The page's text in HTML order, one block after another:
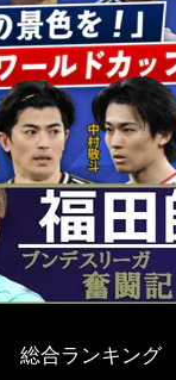
総合ランキング